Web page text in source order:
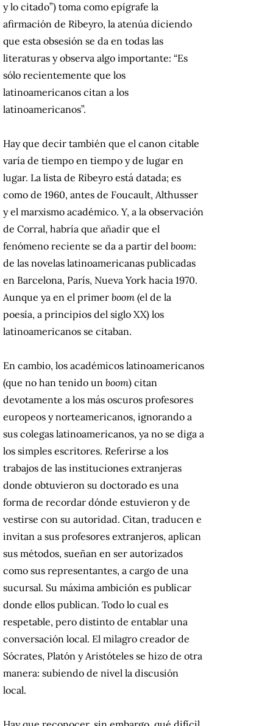
y lo citado”) toma como epígrafe la
afirmación de Ribeyro, la atenúa diciendo
que esta obsesión se da en todas las
literaturas y observa algo importante: “Es
sólo recientemente que los
latinoamericanos citan a los
latinoamericanos”.
Hay que decir también que el canon citable
varía de tiempo en tiempo y de lugar en
lugar. La lista de Ribeyro está datada; es
como de 1960, antes de Foucault, Althusser
y el marxismo académico. Y, a la observación
de Corral, habría que añadir que el
fenómeno reciente se da a partir del boom:
de las novelas latinoamericanas publicadas
en Barcelona, París, Nueva York hacia 1970.
Aunque ya en el primer boom (el de la
poesía, a principios del siglo XX) los
latinoamericanos se citaban.
En cambio, los académicos latinoamericanos
(que no han tenido un boom) citan
devotamente a los más oscuros profesores
europeos y norteamericanos, ignorando a
sus colegas latinoamericanos, ya no se diga a
los simples escritores. Referirse a los
trabajos de las instituciones extranjeras
donde obtuvieron su doctorado es una
forma de recordar dónde estuvieron y de
vestirse con su autoridad. Citan, traducen e
invitan a sus profesores extranjeros, aplican
sus métodos, sueñan en ser autorizados
como sus representantes, a cargo de una
sucursal. Su máxima ambición es publicar
donde ellos publican. Todo lo cual es
respetable, pero distinto de entablar una
conversación local. El milagro creador de
Sócrates, Platón y Aristóteles se hizo de otra
manera: subiendo de nivel la discusión
local.